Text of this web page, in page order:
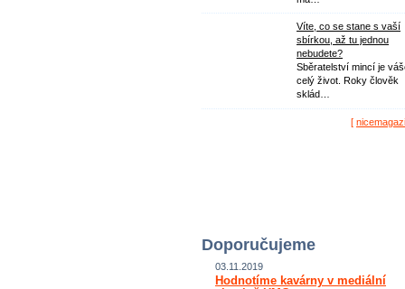
Víte, co se stane s vaší
sbírkou, až tu jednou
nebudete?
Sběratelství mincí je
celý život. Roky člověk
sklád…
[
Doporučujeme
03.11.2019
Hodnotíme kavárny v mediální